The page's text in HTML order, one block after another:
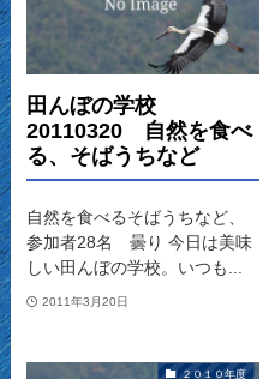
田んぼの学校
20110320 自然を食べ
る、そばうちなど
自然を食べるそばうちなど、
参加者28名 曇り 今日は美味
しい田んぼの学校。いつも...
2011年3月20日
２０１０年度